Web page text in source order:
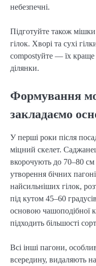
небезпечні.
Підготуйте також
гілок. Хворі та сухі
compostуйте — їх краще
ділянки.
Формування
закладаємо
У перші роки після
міцний скелет.
вкорочують до 70–80
утворення бічних
найсильніших гілок,
під кутом 45–60
основою
підходить більшості
Всі інші пагони,
всередину, видаляють